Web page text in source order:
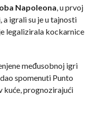
Napoleona , u prvoj
igrali su je u tajnosti
legalizirala kockarnice
međusobnoj igri
spomenuti Punto
kuće, prognozirajući